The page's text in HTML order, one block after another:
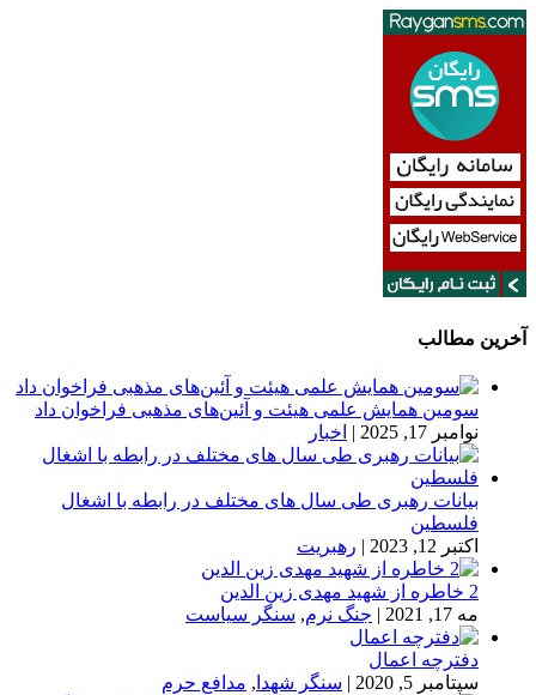
آخرین مطالب
سومین همایش علمی هیئت و آئین‌های مذهبی فراخوان داد
نوامبر 17, 2025
| اخبار
بیانات رهبری طی سال های مختلف در رابطه با اشغال
فلسطین
اکتبر 12, 2023
| رهبریت
2 خاطره از شهید مهدی زین الدین
مه 17, 2021
| جنگ نرم, سنگر سیاست
دفترچه اعمال
سپتامبر 5, 2020
| سنگر شهدا , مدافع حرم